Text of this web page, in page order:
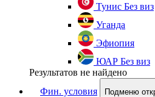
Тунис Без виз
Уганда
Эфиопия
ЮАР Без виз
Результатов не найдено
Фин. условия
Подменю